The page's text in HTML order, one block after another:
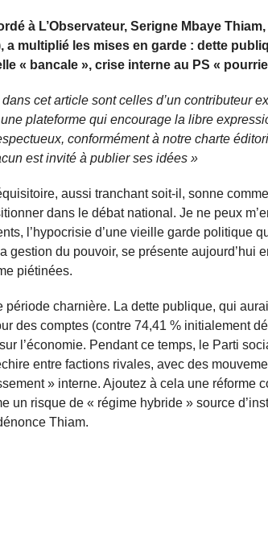
à L’Observateur, Serigne Mbaye
a multiplié les mises en garde : dette
« bancale », crise interne au PS «
cet article sont celles d’un contributeur
plateforme qui encourage la libre
conformément à notre charte
est invité à publier ses idées »
aussi tranchant soit-il, sonne
dans le débat national. Je ne peux
l’hypocrisie d’une vieille garde politique
gestion du pouvoir, se présente aujourd’hui
piétinées.
période charnière. La dette publique, qui
des comptes (contre 74,41 % initialement
l’économie. Pendant ce temps, le Parti
entre factions rivales, avec des
» interne. Ajoutez à cela une réforme
un risque de « régime hybride » source
Thiam.